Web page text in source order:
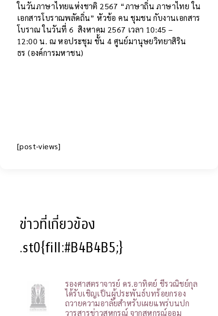
ในวันภาษาไทยแห่งชาติ 2567 “ภาษาถิ่น ภาษาไทย ใน
เอกสารโบราณพลัดถิ่น” หัวข้อ คน ชุมชน กับงานเอกสาร
โบราณ ในวันที่ 6 สิงหาคม 2567 เวลา 10:45 –
12:00 น. ณ หอประชุม ชั้น 4 ศูนย์มานุษยวิทยาสิริน
ธร (องค์การมหาชน)
[post-views]
ข่าวที่เกี่ยวข้อง
.st0{fill:#B4B4B5;}
รองศาสตราจารย์ ดร.อาทิตย์ ชีรวณิชย์กุล
ได้รับเชิญเป็นผู้ประพันธ์บทร้อยกรอง
ถวายความอาลัยสำหรับเผยแพร่บนปก
วารสารข่าวสหกรณ์ จากสหกรณ์ออม